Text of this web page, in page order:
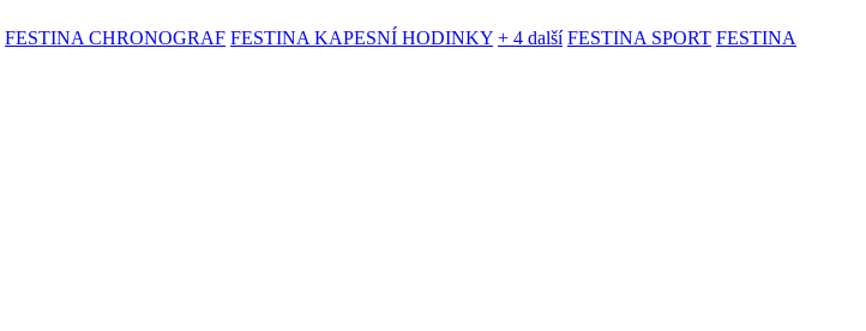
FESTINA CHRONOGRAF FESTINA KAPESNÍ HODINKY + 4 další FESTINA SPORT FESTINA